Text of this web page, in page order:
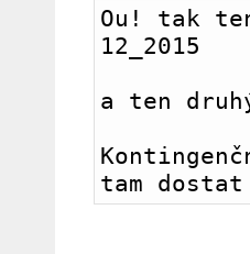
Ou! tak
12_2015
a ten
tam